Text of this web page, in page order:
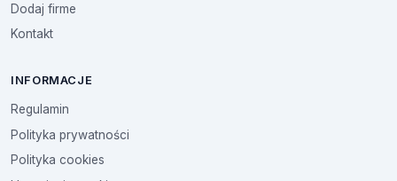
Dodaj firme
Kontakt
INFORMACJE
Regulamin
Polityka prywatności
Polityka cookies